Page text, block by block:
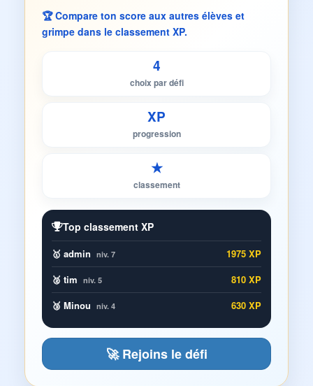
🏆 Compare ton score aux autres élèves et
grimpe dans le classement XP.
4
choix par défi
XP
progression
★
classement
Top classement XP
🥇 admin niv. 7
1975 XP
🥈 tim niv. 5
810 XP
🥉 Minou niv. 4 630 XP
🚀 Rejoins le défi